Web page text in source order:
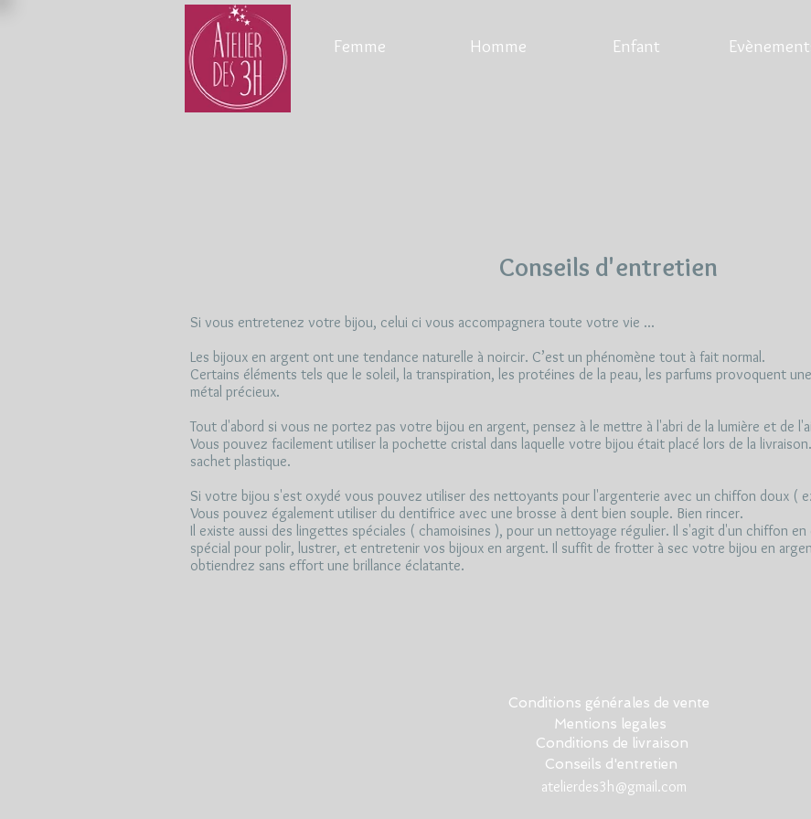
Femme Homme Enfant
Conseils d'entretien
Si vous entretenez votre bijou, celui ci vous accompagnera toute votre vie ...
Les bijoux en argent ont une tendance naturelle à noircir. C’est un phénomène tout à fait normal.
Certains éléments tels que le soleil, la transpiration, les protéines de la peau, les parfums provoquent
métal précieux.
Tout d'abord si vous ne portez pas votre bijou en argent, pensez à le mettre à l'abri de la lumière et de
Vous pouvez facilement utiliser la pochette cristal dans laquelle votre bijou était placé lors de la
sachet plastique.
Si votre bijou s'est oxydé vous pouvez utiliser des nettoyants pour l'argenterie avec un chiffon doux (
Vous pouvez également utiliser du dentifrice avec une brosse à dent bien souple. Bien rincer.
Il existe aussi des lingettes spéciales ( chamoisines ), pour un nettoyage régulier. Il s'agit d'un chiffon
spécial pour polir, lustrer, et entretenir vos bijoux en argent. Il suffit de frotter à sec votre bijou en
obtiendrez sans effort une brillance éclatante.
Conditions générales de vente
Mentions legales
Conditions de livraison
Conseils d'entretien
atelierdes3h@gmail.com